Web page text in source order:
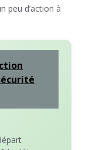
peu d’action à